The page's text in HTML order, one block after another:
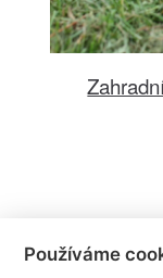
Používáme